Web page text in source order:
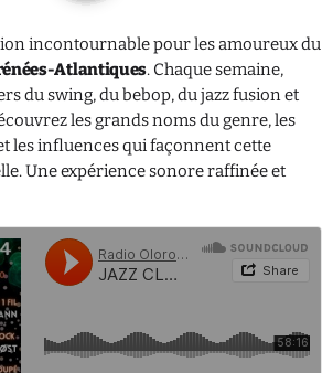
?
incontournable pour les amoureux du
Atlantiques. Chaque semaine,
du swing, du bebop, du jazz fusion et
les grands noms du genre, les
les influences qui façonnent cette
Une expérience sonore raffinée et